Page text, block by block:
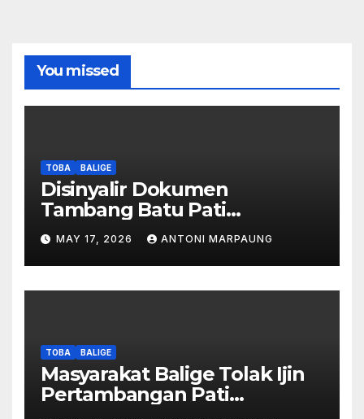
You missed
TOBA BALIGE
Disinyalir Dokumen
Tambang Batu Pati
Simanjuntak Palsu – Jerry
Manurung : Tambang Tidak
Berada Di DTA – Frengki
Pardede : Kami Tidak Miliki
Dipalsukan
MAY 17, 2026 ANTONI MARPAUNG
TOBA BALIGE
Masyarakat Balige Tolak Ijin
Pertambangan Pati